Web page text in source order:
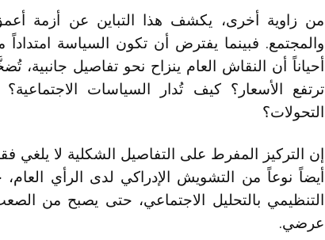
من زاوية أخرى، يكشف هذا التباين عن أزمة
والمجتمع. فبينما يفترض أن تكون السياسة امتداداً
أحياناً أن النقاش العام ينزاح نحو تفاصيل
ترتفع الأسعار؟ كيف تُدار السياسات
التحولات؟
إن التركيز المفرط على التفاصيل الشكلية لا
أيضاً نوعاً من التشويش الإدراكي لدى الرأي
التنظيمي بالتحليل الاجتماعي، حتى يصبح من
عرضي.